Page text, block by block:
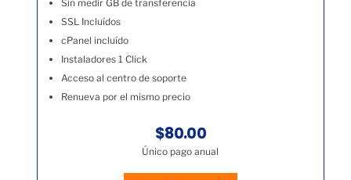
Sin medir GB de transferencia
SSL Incluídos
cPanel incluído
Instaladores 1 Click
Acceso al centro de soporte
Renueva por el mismo precio
$80.00
Único pago anual